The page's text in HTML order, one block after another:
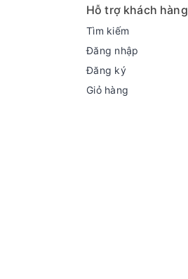
Hỗ trợ khách hàng
Tìm kiếm
Đăng nhập
Đăng ký
Giỏ hàng